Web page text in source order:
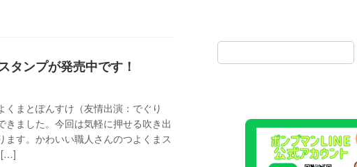
タンプが発売中です！
まとぽんすけ（友情出演：でぐり
きました。今回は気軽に押せる吹き出
ます。かわいい職人さんのつよくまス
[…]